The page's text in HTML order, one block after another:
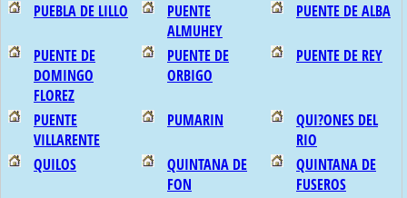
PUEBLA DE LILLO
PUENTE
ALMUHEY
PUENTE DE ALBA
PUENTE DE
DOMINGO
FLOREZ
PUENTE DE
ORBIGO
PUENTE DE REY
PUENTE
VILLARENTE
PUMARIN
QUI?ONES DEL
RIO
QUILOS
QUINTANA DE
FON
QUINTANA DE
FUSEROS